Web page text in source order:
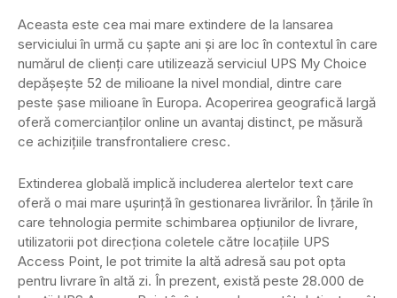
Aceasta este cea mai mare extindere de la lansarea
serviciului în urmă cu șapte ani și are loc în contextul în care
numărul de clienți care utilizează serviciul UPS My Choice
depășește 52 de milioane la nivel mondial, dintre care
peste șase milioane în Europa. Acoperirea geografică largă
oferă comercianților online un avantaj distinct, pe măsură
ce achizițiile transfrontaliere cresc.
Extinderea globală implică includerea alertelor text care
oferă o mai mare ușurință în gestionarea livrărilor. În țările în
care tehnologia permite schimbarea opțiunilor de livrare,
utilizatorii pot direcționa coletele către locațiile UPS
Access Point, le pot trimite la altă adresă sau pot opta
pentru livrare în altă zi. În prezent, există peste 28.000 de